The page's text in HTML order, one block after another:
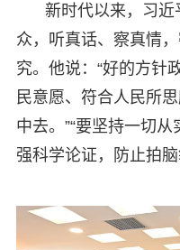
新时代以来，习
众，听真话、察真情
究。他说：“好的方针
民意愿、符合人民所
中去。”“要坚持一切
强科学论证，防止拍